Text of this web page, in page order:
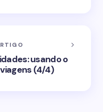
usando o
(4/4)